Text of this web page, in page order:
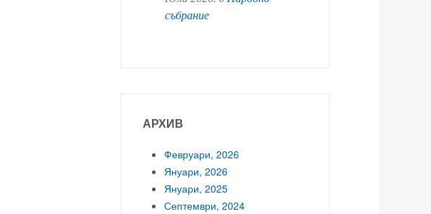
събрание
АРХИВ
Февруари, 2026
Януари, 2026
Януари, 2025
Септември, 2024